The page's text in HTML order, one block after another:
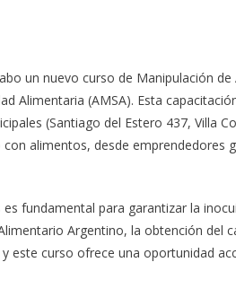
un nuevo curso de Manipulación
Alimentaria (AMSA). Esta
(Santiago del Estero 437, Villa
alimentos, desde emprendedores
fundamental para garantizar la
Argentino, la obtención del
este curso ofrece una oportunidad